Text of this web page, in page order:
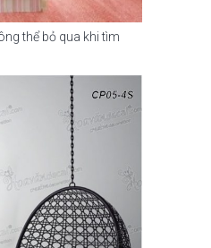
thể bỏ qua khi tìm